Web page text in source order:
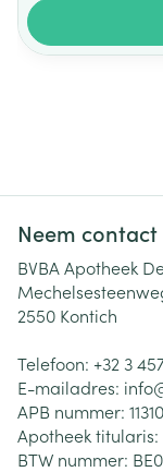
Neem
BVBA Apotheek
2550 Kontich
Telefoon: +32 3
E-mailadres:
APB nummer:
Apotheek titularis:
BTW nummer: